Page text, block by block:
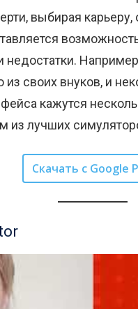
выбирая карьеру,
возможность
недостатки.
из своих внуков, и
кажутся
из лучших
Скачать с Google